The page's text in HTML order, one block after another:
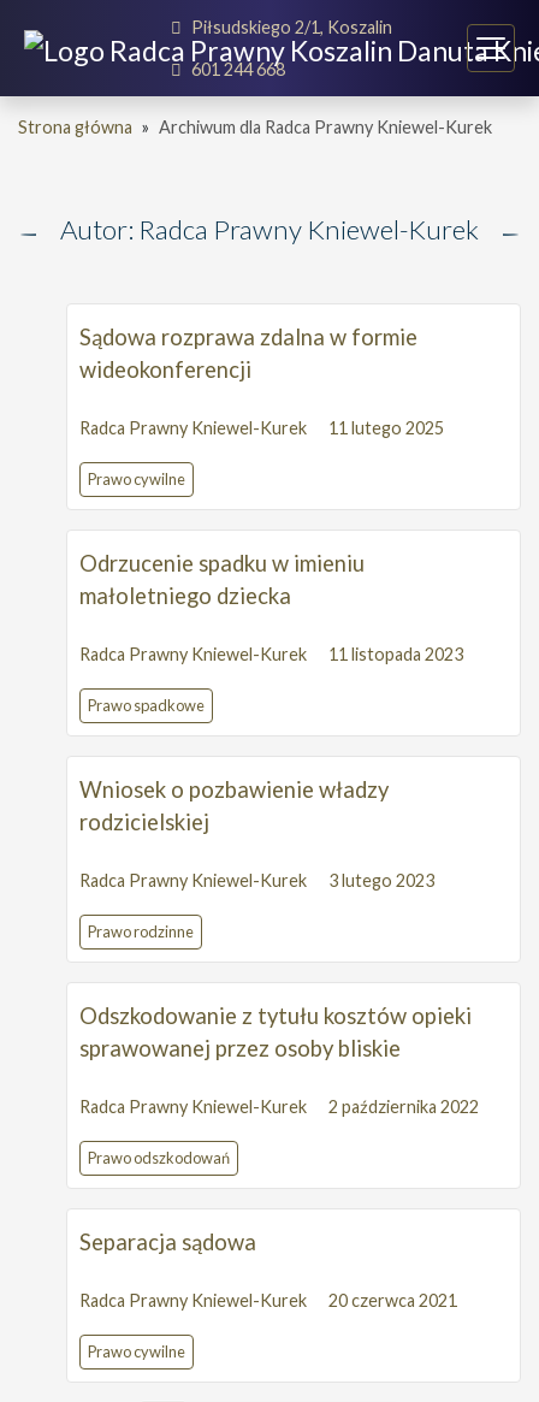
Piłsudskiego 2/1, Koszalin
601 244 668
Strona główna » Archiwum dla Radca Prawny Kniewel-Kurek
Autor: Radca Prawny Kniewel-Kurek
Sądowa rozprawa zdalna w formie
wideokonferencji
Radca Prawny Kniewel-Kurek 11 lutego 2025
Prawo cywilne
Odrzucenie spadku w imieniu
małoletniego dziecka
Radca Prawny Kniewel-Kurek 11 listopada 2023
Prawo spadkowe
Wniosek o pozbawienie władzy
rodzicielskiej
Radca Prawny Kniewel-Kurek 3 lutego 2023
Prawo rodzinne
Odszkodowanie z tytułu kosztów opieki
sprawowanej przez osoby bliskie
Radca Prawny Kniewel-Kurek 2 października 2022
Prawo odszkodowań
Separacja sądowa
Radca Prawny Kniewel-Kurek 20 czerwca 2021
Prawo cywilne